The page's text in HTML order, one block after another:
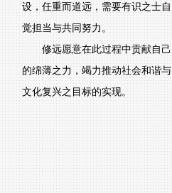
设，任重而道远，需要有识之士自
觉担当与共同努力。
修远愿意在此过程中贡献自己
的绵薄之力，竭力推动社会和谐与
文化复兴之目标的实现。